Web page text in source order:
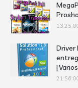
Driver